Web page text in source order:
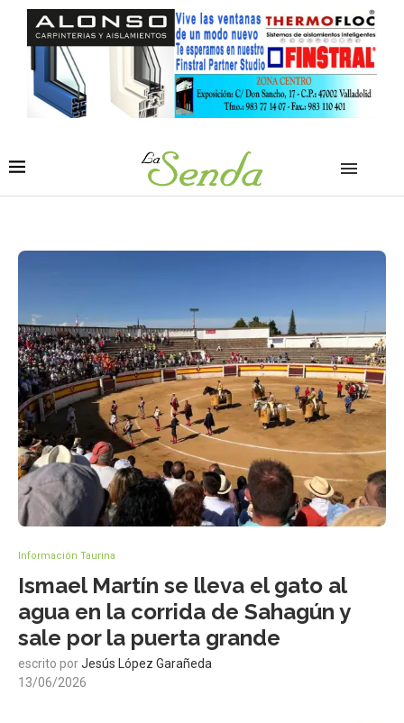
Información Taurina
Ismael Martín se lleva el gato al
agua en la corrida de Sahagún y
sale por la puerta grande
escrito porJesús López Garañeda
13/06/2026